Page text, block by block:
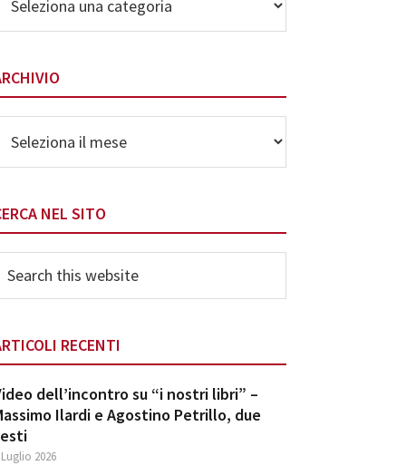
delle
NEL SITO
this
RECENTI
dell’incontro su “i nostri libri” –
Ilardi e Agostino Petrillo, due
2026